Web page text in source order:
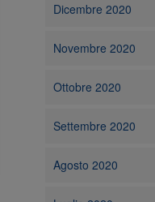
Dicembre 2020
Novembre 2020
Ottobre 2020
Settembre 2020
Agosto 2020